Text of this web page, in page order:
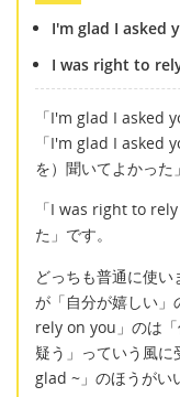
I'm glad I asked
I was right to
「I'm glad I asked
「I'm glad I asked
を）聞いてよかった
「I was right to
た」です。
どっちも普通に使
が「自分が嬉しい
rely on you」のは
疑う」っていう風
glad ~」のほうがい